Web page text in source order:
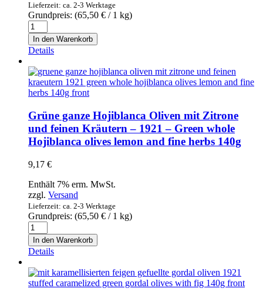
Lieferzeit: ca. 2-3 Werktage
Grundpreis: (65,50 € / 1 kg)
Grüne
Gordal
Oliven
ohne
Kerne
-
1921
-
Green
Gordal
olives
boneless
Menge
In den Warenkorb
Details
Grüne ganze Hojiblanca Oliven mit Zitrone
und feinen Kräutern – 1921 – Green whole
Hojiblanca olives lemon and fine herbs 140g
9,17 €
Enthält 7% erm. MwSt.
zzgl. Versand
Lieferzeit: ca. 2-3 Werktage
Grundpreis: (65,50 € / 1 kg)
Grüne
ganze
Hojiblanca
Oliven
mit
Zitrone
und
In den Warenkorb
Details